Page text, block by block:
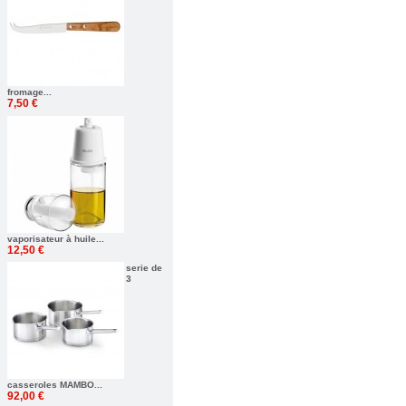
fromage...
7,50 €
vaporisateur à huile...
12,50 €
serie de
3
casseroles MAMBO...
92,00 €